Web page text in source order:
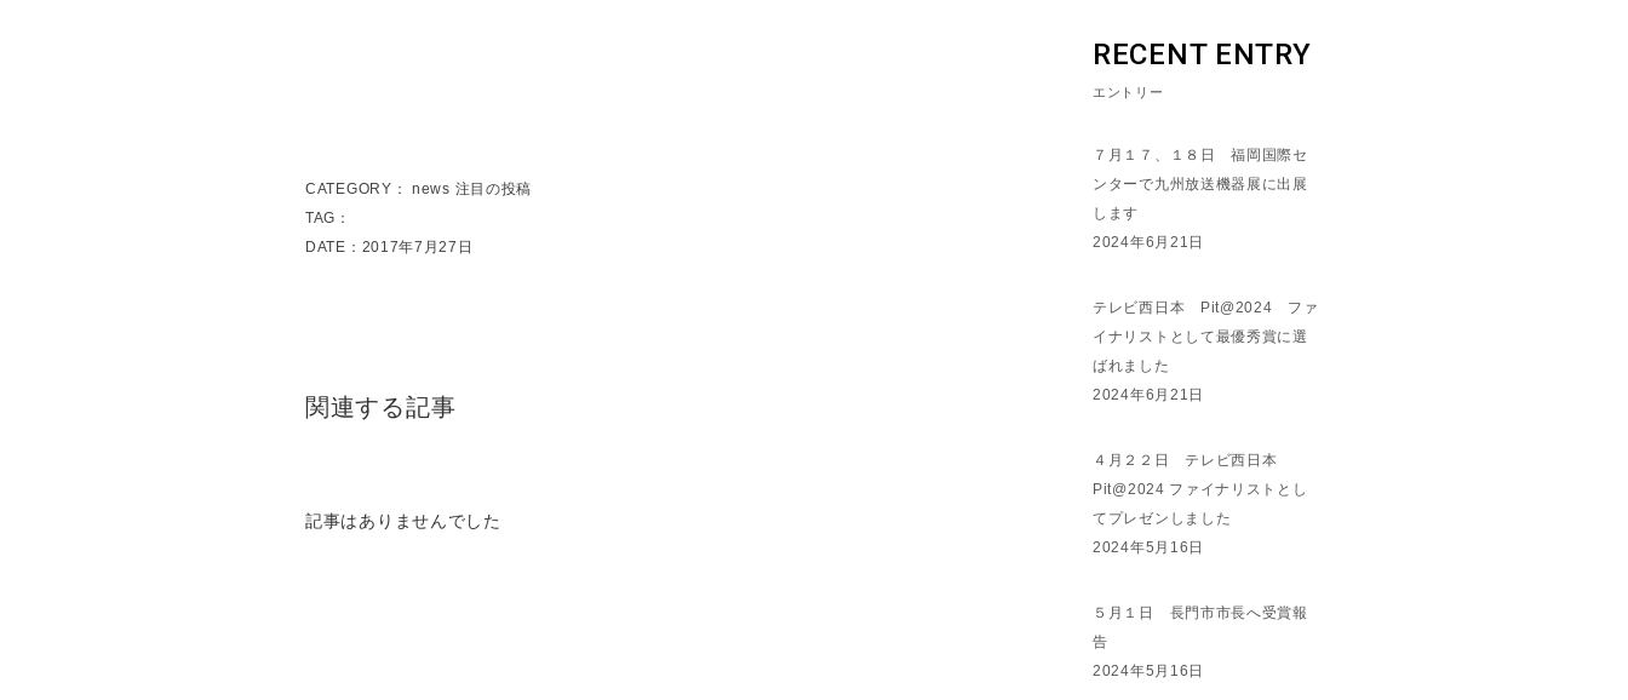
CATEGORY： news 注目の投稿
TAG：
DATE：2017年7月27日
関連する記事
記事はありませんでした
RECENT ENTRY
エントリー
７月１７、１８日 福岡国際セ
ンターで九州放送機器展に出展
します
2024年6月21日
テレビ西日本 Pit@2024 ファ
イナリストとして最優秀賞に選
ばれました
2024年6月21日
４月２２日 テレビ西日本
Pit@2024 ファイナリストとし
てプレゼンしました
2024年5月16日
５月１日 長門市市長へ受賞報
告
2024年5月16日